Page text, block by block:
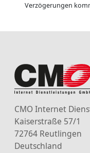
Verzögerungen
CMO Internet
Kaiserstraße 57/1
72764 Reutlingen
Deutschland